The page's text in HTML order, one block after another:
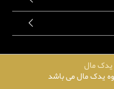
یدک مال
یدک مال می باشد